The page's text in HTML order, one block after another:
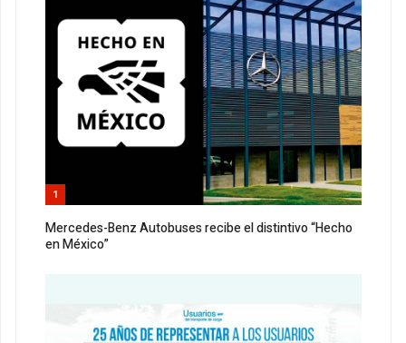
1
Mercedes-Benz Autobuses recibe el distintivo “Hecho
en México”